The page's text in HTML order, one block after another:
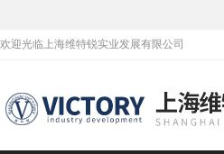
欢迎光临上海维特锐实业发展有限公司